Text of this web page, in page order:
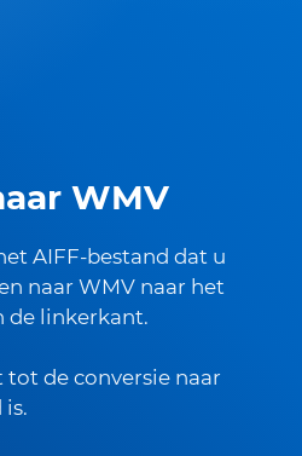
WMV
AIFF-bestand dat u
naar WMV naar het
de linkerkant.
tot de conversie naar